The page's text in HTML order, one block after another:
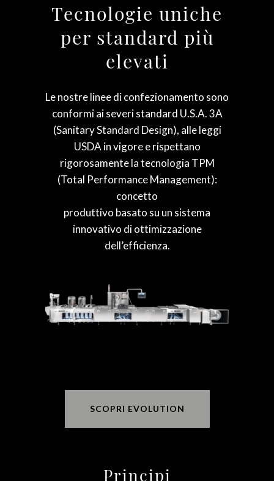
Tecnologie uniche
per standard più
elevati
Le nostre linee di confezionamento sono
conformi ai severi standard U.S.A. 3A
(Sanitary Standard Design), alle leggi
USDA in vigore e rispettano
rigorosamente la tecnologia TPM
(Total Performance Management):
concetto
produttivo basato su un sistema
innovativo di ottimizzazione
dell’efficienza.
SCOPRI EVOLUTION
Principi